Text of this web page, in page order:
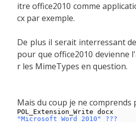
itre office2010 comme
cx par exemple.
De plus il serait interressant
pour que office2010 devienne
r les MimeTypes en question.
Mais du coup je ne comprends
POL_Extension_Write docx
"Microsoft Word 2010" ???